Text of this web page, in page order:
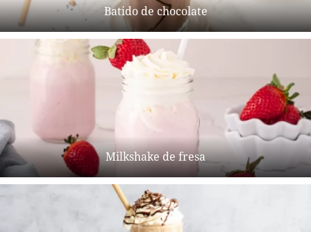
Batido de chocolate
Milkshake de fresa